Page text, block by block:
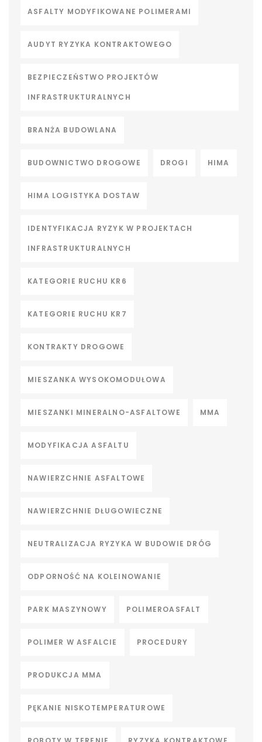
ASFALTY MODYFIKOWANE POLIMERAMI
AUDYT RYZYKA KONTRAKTOWEGO
BEZPIECZEŃSTWO PROJEKTÓW
INFRASTRUKTURALNYCH
BRANŻA BUDOWLANA
BUDOWNICTWO DROGOWE DROGI HIMA
HIMA LOGISTYKA DOSTAW
IDENTYFIKACJA RYZYK W PROJEKTACH
INFRASTRUKTURALNYCH
KATEGORIE RUCHU KR6
KATEGORIE RUCHU KR7
KONTRAKTY DROGOWE
MIESZANKA WYSOKOMODUŁOWA
MIESZANKI MINERALNO-ASFALTOWE MMA
MODYFIKACJA ASFALTU
NAWIERZCHNIE ASFALTOWE
NAWIERZCHNIE DŁUGOWIECZNE
NEUTRALIZACJA RYZYKA W BUDOWIE DRÓG
ODPORNOŚĆ NA KOLEINOWANIE
PARK MASZYNOWY POLIMEROASFALT
POLIMER W ASFALCIE PROCEDURY
PRODUKCJA MMA
PĘKANIE NISKOTEMPERATUROWE